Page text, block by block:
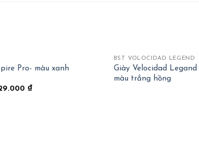
Pro- màu xanh
₫
BST VOLOCIDAD LEGEND
Giày Velocidad Legand
màu trắng hồng